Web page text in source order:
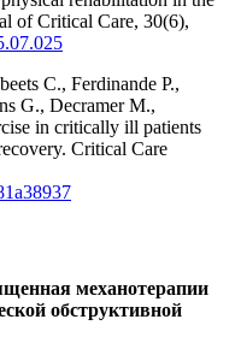
of Critical Care, 30(6),
C., Ferdinande P.,
G., Decramer M.,
in critically ill patients
Critical Care
механотерапии
обструктивной